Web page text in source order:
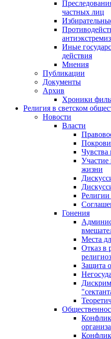
частных лиц
Иные
действия
Мнения
Публикации
Документы
Архив
Хроники
Религия в светском
Новости
Власти
Участие
жизни
Религии
Гонения
Места
Отказ в
Защита